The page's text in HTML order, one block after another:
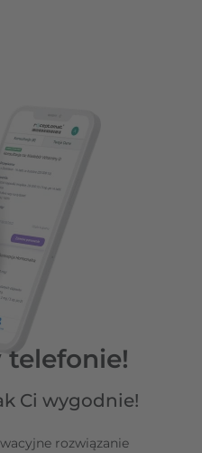
telefonie!
Ci wygodnie!
rozwiązanie